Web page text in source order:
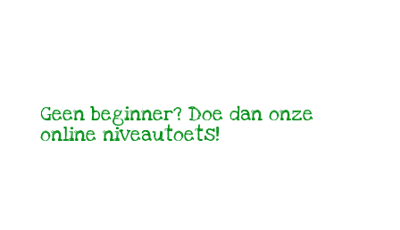
Geen beginner? Doe dan onze
online niveautoets!